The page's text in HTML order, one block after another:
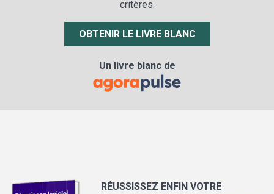
critères.
OBTENIR LE LIVRE BLANC
Un livre blanc de
RÉUSSISSEZ ENFIN VOTRE